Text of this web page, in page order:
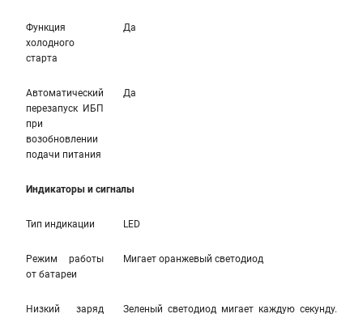
Функция
холодного
старта
Да
Автоматический
перезапуск ИБП
при
возобновлении
подачи питания
Да
Индикаторы и сигналы
Тип индикации LED
Режим работы
от батареи
Мигает оранжевый светодиод
Низкий заряд
Зеленый светодиод мигает каждую секунду.